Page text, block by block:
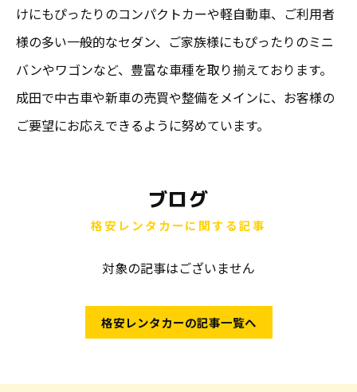
けにもぴったりのコンパクトカーや軽自動車、ご利用者
様の多い一般的なセダン、ご家族様にもぴったりのミニ
バンやワゴンなど、豊富な車種を取り揃えております。
成田で中古車や新車の売買や整備をメインに、お客様の
ご要望にお応えできるように努めています。
ブログ
格安レンタカーに関する記事
対象の記事はございません
格安レンタカーの記事一覧へ